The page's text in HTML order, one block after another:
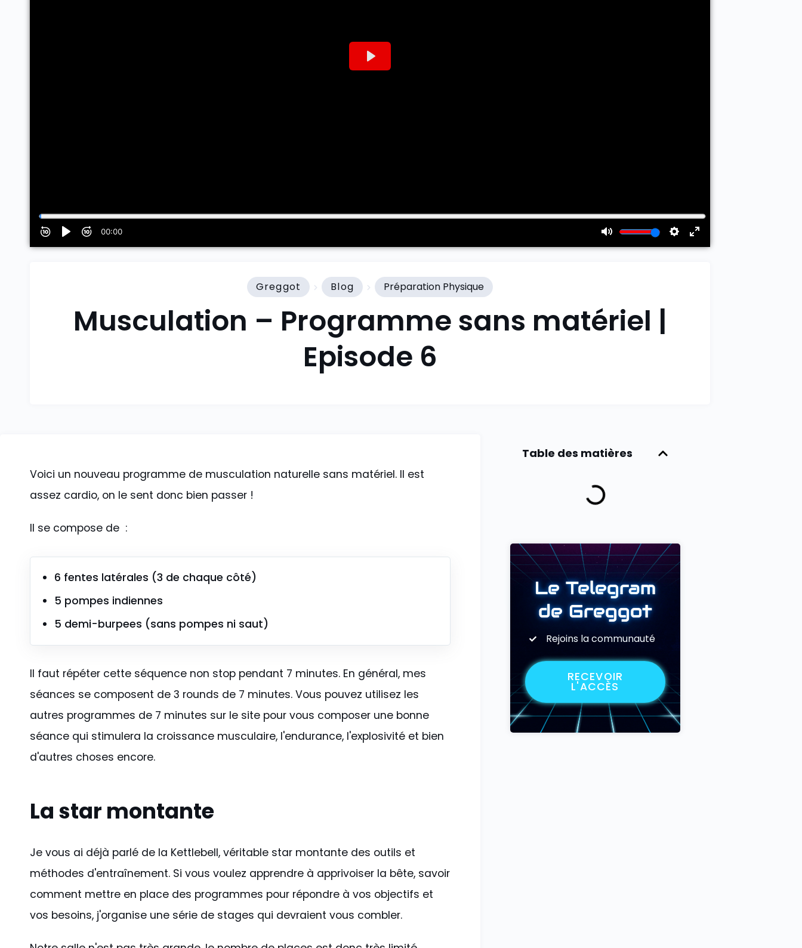
Greggot Blog Préparation Physique
Musculation – Programme sans matériel |
Episode 6
Voici un nouveau programme de musculation naturelle sans matériel. Il est
assez cardio, on le sent donc bien passer !
Il se compose de :
6 fentes latérales (3 de chaque côté)
5 pompes indiennes
5 demi-burpees (sans pompes ni saut)
Il faut répéter cette séquence non stop pendant 7 minutes. En général, mes
séances se composent de 3 rounds de 7 minutes. Vous pouvez utilisez les
autres programmes de 7 minutes sur le site pour vous composer une bonne
séance qui stimulera la croissance musculaire, l'endurance, l'explosivité et bien
d'autres choses encore.
La star montante
Je vous ai déjà parlé de la Kettlebell, véritable star montante des outils et
méthodes d'entraînement. Si vous voulez apprendre à apprivoiser la bête, savoir
comment mettre en place des programmes pour répondre à vos objectifs et
vos besoins, j'organise une série de stages qui devraient vous combler.
Table des matières
Le Telegram
de Greggot
Rejoins la communauté
RECEVOIR
L'ACCÈS